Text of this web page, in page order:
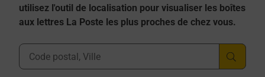
utilisez l'outil de localisation pour visualiser les boîtes
aux lettres La Poste les plus proches de chez vous.
Ville, Département, Code Postal